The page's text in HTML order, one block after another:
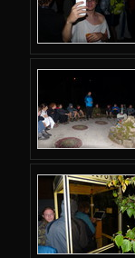
Noční hra
Sobota: Příjezd
Sobota:
Sobota:
Neděle:
Neděle: Úkoly
Pondělí: